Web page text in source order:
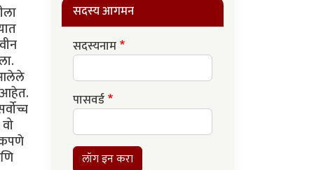
आहेत.
सदस्य आगमन
सदस्यनाम
पासवर्ड
लॉग इन करा